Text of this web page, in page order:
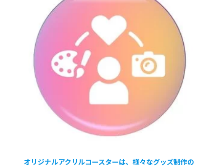
オリジナルアクリルコースターは、様々なグッズ制作の